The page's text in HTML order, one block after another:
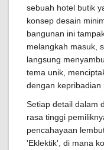
sebuah hotel butik
konsep desain
bangunan ini
melangkah masuk,
langsung
tema unik,
dengan kepribadian
Setiap detail dalam
rasa tinggi
pencahayaan
'Eklektik', di mana